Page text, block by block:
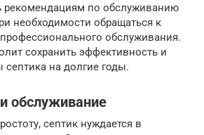
рекомендациям по обслуживанию
необходимости обращаться к
обслуживания.
сохранить эффективность и
септика на долгие годы.
обслуживание
септик нуждается в